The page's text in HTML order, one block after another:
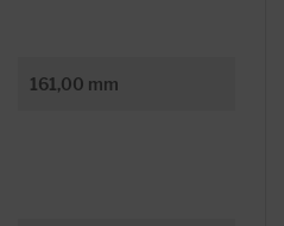
161,00 mm